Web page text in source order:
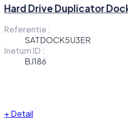
Hard Drive Duplicator
Referentie :
SATDOCK5U3ER
Inetum ID :
BJ186
+ Detail